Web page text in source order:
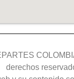
derechos